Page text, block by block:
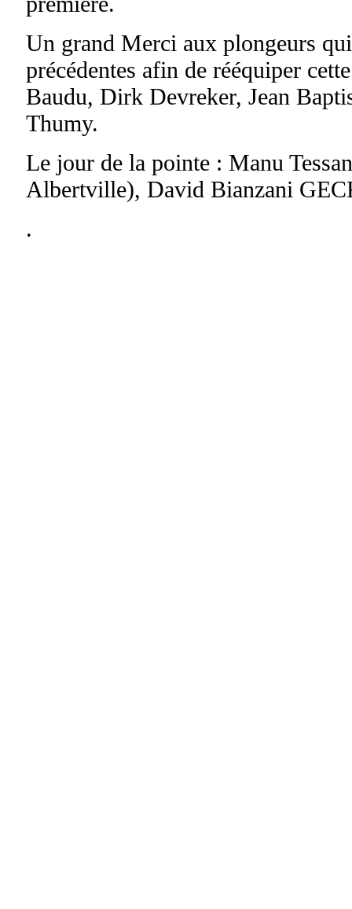
Un grand Merci aux plongeurs
précédentes afin de rééquiper
Baudu, Dirk Devreker, Jean
Thumy.
Le jour de la pointe : Manu
Albertville), David Bianzani
.